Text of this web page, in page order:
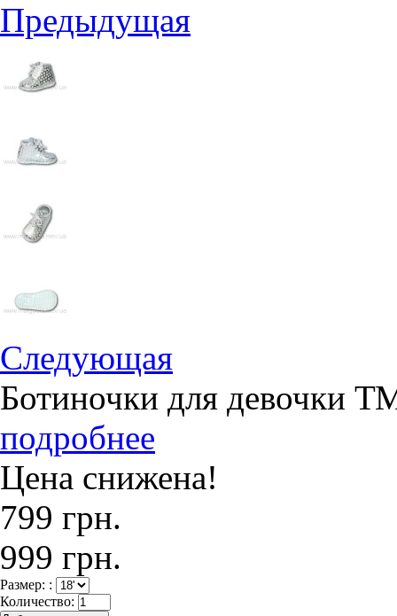
Предыдущая
Следующая
Ботиночки для девочки
подробнее
Цена снижена!
799 грн.
999 грн.
Размер: :
Количество: